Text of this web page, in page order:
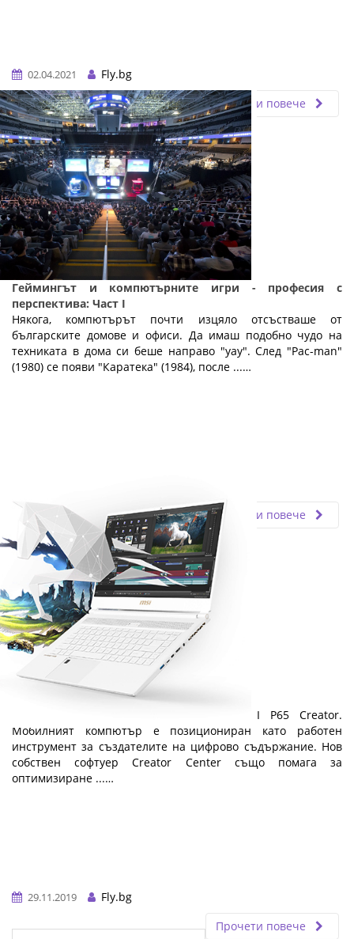
02.04.2021
Fly.bg
Прочети повече
Геймингът и компютърните игри - професия с
перспектива: Част I
Някога, компютърът почти изцяло отсъстваше от
българските домове и офиси. Да имаш подобно чудо на
техниката в дома си беше направо "уау". След "Pac-man"
(1980) се появи "Каратека" (1984), после ...…
Прочети повече
Представяме ви елегантния лаптоп MSI P65 Creator.
Мобилният компютър е позициониран като работен
инструмент за създателите на цифрово съдържание. Нов
собствен софтуер Creator Center също помага за
оптимизиране ...…
29.11.2019
Fly.bg
Прочети повече